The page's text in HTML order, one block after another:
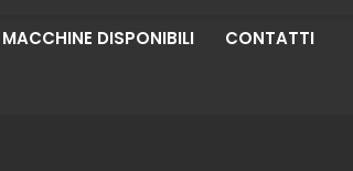
MACCHINE DISPONIBILI CONTATTI